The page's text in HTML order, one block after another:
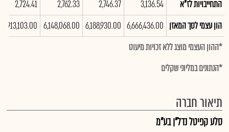
התחייבויות לז"א
3,136.54
2,746.37
2,762.33
2,724.41
הון עצמי לסך המאזן 6,666,436.00
6,188,930.00
6,148,068.00
5,913,103.00
*ההון העצמי מוצג ללא זכויות מיעוט
*הנתונים במליוני שקלים
תיאור חברה
סלע קפיטל נדל"ן בע"מ